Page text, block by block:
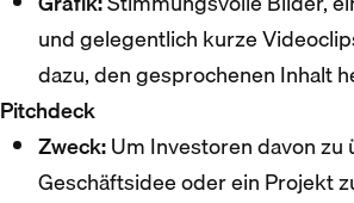
und gelegentlich kurze
dazu, den gesprochenen Inhalt
Pitchdeck
Zweck:Um Investoren davon zu
Geschäftsidee oder ein Projekt